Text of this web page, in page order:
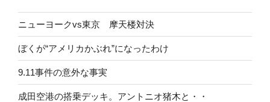
ニューヨークvs東京 摩天楼対決
ぼくが“アメリカかぶれ”になったわけ
9.11事件の意外な事実
成田空港の搭乗デッキ。アントニオ猪木と・・